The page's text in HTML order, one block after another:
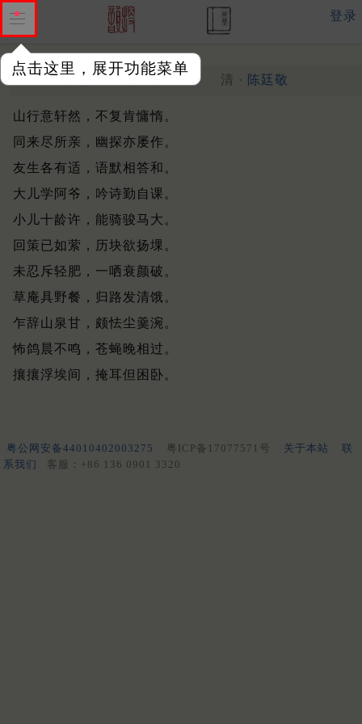
点击这里，展开功能菜单
登录
西山归憩西樵门外杂记游事 清 · 陈廷敬
山行意轩然，不复肯慵惰。
同来尽所亲，幽探亦屡作。
友生各有适，语默相答和。
大儿学阿爷，吟诗勤自课。
小儿十龄许，能骑骏马大。
回策已如萦，历块欲扬堁。
未忍斥轻肥，一哂衰颜破。
草庵具野餐，归路发清饿。
乍辞山泉甘，颇怯尘羹涴。
怖鸽晨不鸣，苍蝇晚相过。
攘攘浮埃间，掩耳但困卧。
粤公网安备44010402003275 粤ICP备17077571号 关于本站
联
系我们
客服：+86 136 0901 3320